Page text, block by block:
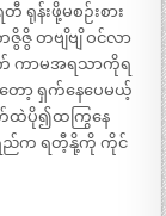
န်းဖို့မစဉ်းစား
ဇွိ တဗျိဗျိ ဝင်လာ
က် ကာမအရသာကိုရ
ာ့ ရှက်နေပေမယ့်
ထဲပို၍ထကြွနေ
ည်က ရတီ့နို့ကို ကိုင်